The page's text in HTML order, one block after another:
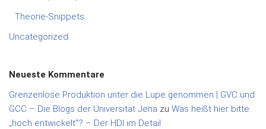
Theorie-Snippets
Uncategorized
Neueste Kommentare
Grenzenlose Produktion unter die Lupe genommen | GVC und
GCC – Die Blogs der Universität Jena zu Was heißt hier bitte
„hoch entwickelt“? – Der HDI im Detail